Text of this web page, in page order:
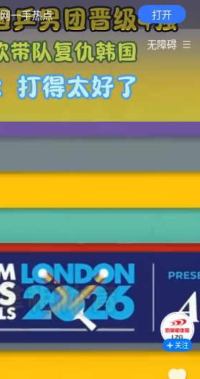
一手热点 打开
无障碍
关注